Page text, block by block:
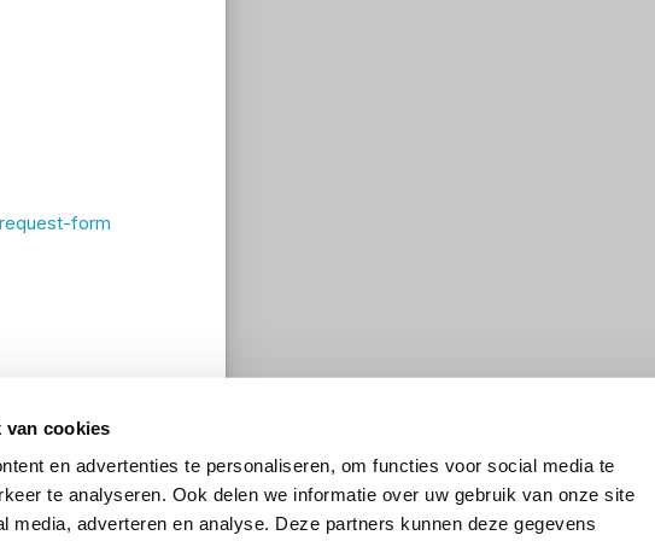
van cookies
en advertenties te personaliseren, om functies voor social media te
te analyseren. Ook delen we informatie over uw gebruik van onze site
media, adverteren en analyse. Deze partners kunnen deze gegevens
form